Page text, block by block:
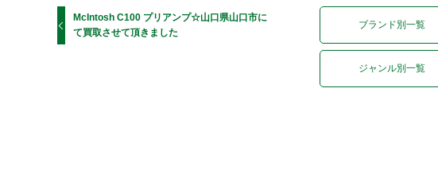
McIntosh C100 プリアンプ☆山口県山口市に
て買取させて頂きました
ブランド別一覧
ジャンル別一覧